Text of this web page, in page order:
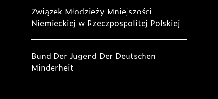
Związek Młodzieży Mniejszości
Niemieckiej w Rzeczpospolitej Polskiej
Bund Der Jugend Der Deutschen
Minderheit